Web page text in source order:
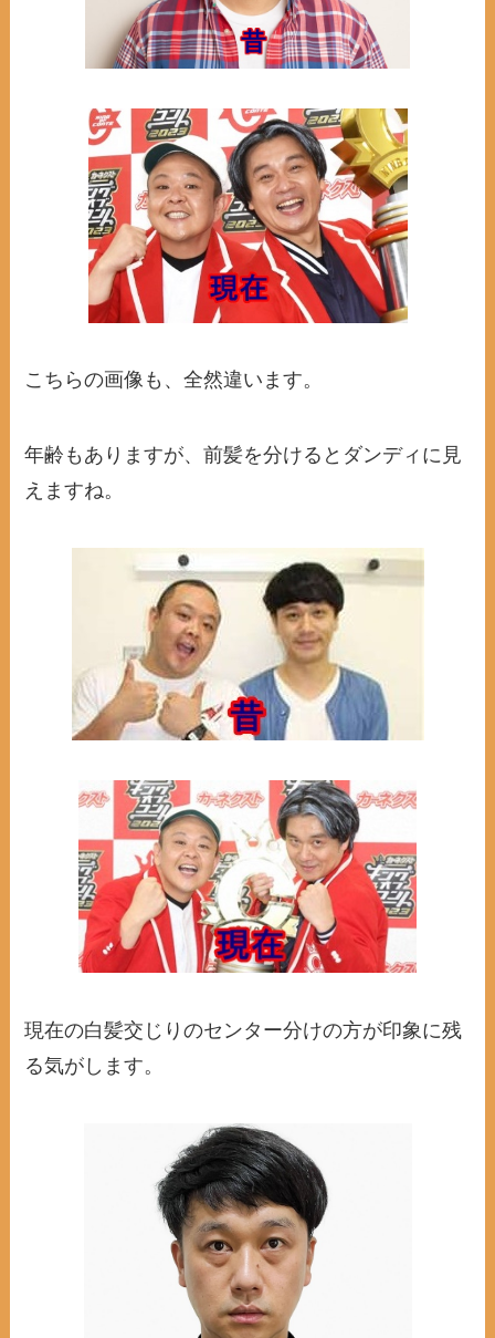
こちらの画像も、全然違います。
年齢もありますが、前髪を分けるとダンディに見
えますね。
現在の白髪交じりのセンター分けの方が印象に残
る気がします。